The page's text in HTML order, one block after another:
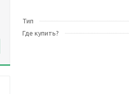
Тип
Где купить?